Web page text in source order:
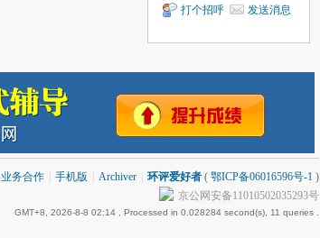
打个招呼
发送消息
业务合作 手机版 Archiver 环评爱好者 ( 鄂ICP备06016596号-1 )
京公网安备11010502035293号
GMT+8, 2026-8-8 02:14 , Processed in 0.028284 second(s), 11 queries .